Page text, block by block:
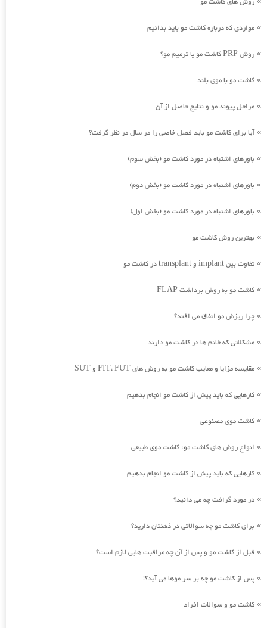
» مواردی که درباره کاشت مو باید بدانیم
» روش PRP کاشت مو یا ترمیم مو؟
» کاشت مو با موی بلند
» مراحل پیوند مو و نتایج حاصل از آن
»آیا برای کاشت مو باید فصل خاصی را در سال در نظر گرفت؟
» باورهای اشتباه در مورد کاشت مو (بخش سوم)
» باورهای اشتباه در مورد کاشت مو (بخش دوم)
» باورهای اشتباه در مورد کاشت مو (بخش اول)
» بهترین روش کاشت مو
» تفاوت بین implant و transplant در کاشت مو
» کاشت مو به روش برداشت FLAP
» چرا ریزش مو اتفاق می افتد؟
» مشکلاتی که خانم ها در کاشت مو دارند
» مقایسه مزایا و معایب کاشت مو به روش های FIT، FUT و SUT
» کارهایی که باید پیش از کاشت مو انجام بدهیم
» کاشت موی مصنوعی
» انواع روش های کاشت مو: کاشت موی طبیعی
» کارهایی که باید پیش از کاشت مو انجام بدهیم
» در مورد گرافت چه می دانید؟
» برای کاشت مو چه سوالاتی در ذهنتان دارید؟
» قبل از کاشت مو و پس از آن چه مراقبت هایی لازم است؟
» پس از کاشت مو چه بر سر موها می آید؟!
» کاشت مو و سوالات افراد